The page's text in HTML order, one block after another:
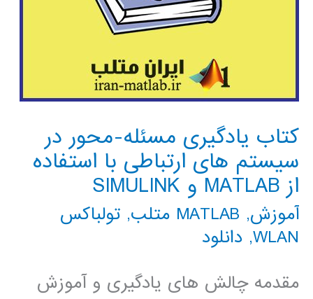
کتاب یادگیری مسئله-محور در
سیستم های ارتباطی با استفاده
از MATLAB و SIMULINK
آموزش, MATLAB متلب , تولباکس
WLAN
, دانلود
مقدمه چالش های یادگیری و آموزش